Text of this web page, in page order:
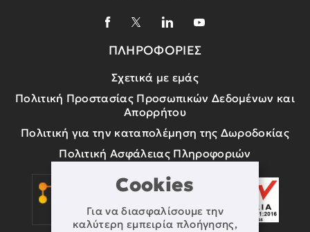
Cookies
Για να διασφαλίσουμε την
καλύτερη εμπειρία πλοήγησης,
ΠΛΗΡΟΦΟΡΙΕΣ
Σχετικά με εμάς
Πολιτική Προστασίας Προσωπικών Δεδομένων και
Απορρήτου
Πολιτική για την καταπολέμηση της Δωροδοκίας
Πολιτική Ασφάλειας Πληροφοριών